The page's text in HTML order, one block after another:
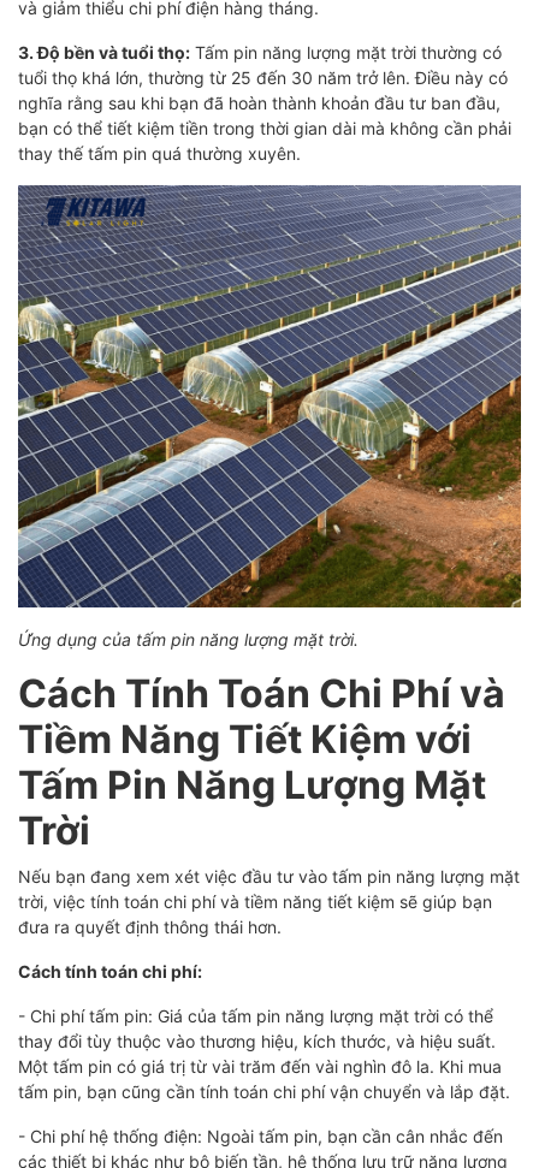
và giảm thiểu chi phí điện hàng tháng.
3. Độ bền và tuổi thọ: Tấm pin năng lượng mặt trời thường có
tuổi thọ khá lớn, thường từ 25 đến 30 năm trở lên. Điều này có
nghĩa rằng sau khi bạn đã hoàn thành khoản đầu tư ban đầu,
bạn có thể tiết kiệm tiền trong thời gian dài mà không cần phải
thay thế tấm pin quá thường xuyên.
Ứng dụng của tấm pin năng lượng mặt trời.
Cách Tính Toán Chi Phí và
Tiềm Năng Tiết Kiệm với
Tấm Pin Năng Lượng Mặt
Trời
Nếu bạn đang xem xét việc đầu tư vào tấm pin năng lượng mặt
trời, việc tính toán chi phí và tiềm năng tiết kiệm sẽ giúp bạn
đưa ra quyết định thông thái hơn.
Cách tính toán chi phí:
- Chi phí tấm pin: Giá của tấm pin năng lượng mặt trời có thể
thay đổi tùy thuộc vào thương hiệu, kích thước, và hiệu suất.
Một tấm pin có giá trị từ vài trăm đến vài nghìn đô la. Khi mua
tấm pin, bạn cũng cần tính toán chi phí vận chuyển và lắp đặt.
- Chi phí hệ thống điện: Ngoài tấm pin, bạn cần cân nhắc đến
các thiết bị khác như bộ biến tần, hệ thống lưu trữ năng lượng